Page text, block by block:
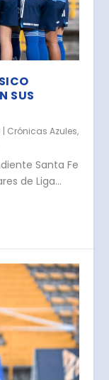
SUS
| Crónicas Azules,
Santa Fe
de Liga...